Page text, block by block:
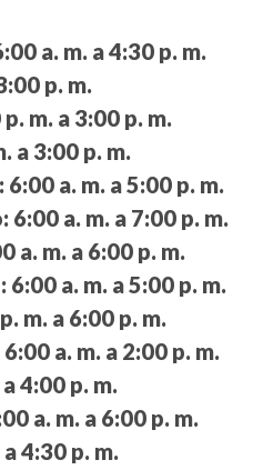
a. m. a 4:30 p. m.
p. m.
m. a 3:00 p. m.
a 3:00 p. m.
6:00 a. m. a 5:00 p. m.
6:00 a. m. a 7:00 p. m.
a. m. a 6:00 p. m.
6:00 a. m. a 5:00 p. m.
m. a 6:00 p. m.
6:00 a. m. a 2:00 p. m.
4:00 p. m.
a. m. a 6:00 p. m.
4:30 p. m.